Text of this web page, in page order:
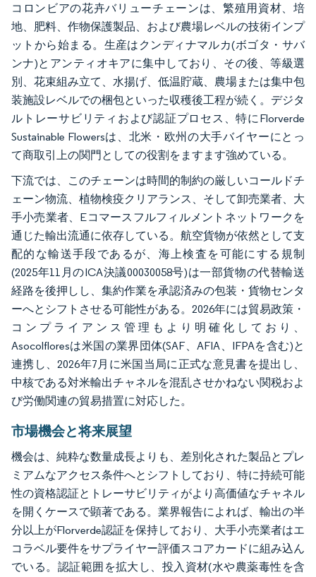
コロンビアの花卉バリューチェーンは、繁殖用資材、培
地、肥料、作物保護製品、および農場レベルの技術インプ
ットから始まる。生産はクンディナマルカ(ボゴタ・サバ
ンナ)とアンティオキアに集中しており、その後、等級選
別、花束組み立て、水揚げ、低温貯蔵、農場または集中包
装施設レベルでの梱包といった収穫後工程が続く。デジタ
ルトレーサビリティおよび認証プロセス、特にFlorverde
Sustainable Flowersは、北米・欧州の大手バイヤーにとっ
て商取引上の関門としての役割をますます強めている。
下流では、このチェーンは時間的制約の厳しいコールドチ
ェーン物流、植物検疫クリアランス、そして卸売業者、大
手小売業者、Eコマースフルフィルメントネットワークを
通じた輸出流通に依存している。航空貨物が依然として支
配的な輸送手段であるが、海上検査を可能にする規制
(2025年11月のICA決議00030058号)は一部貨物の代替輸送
経路を後押しし、集約作業を承認済みの包装・貨物センタ
ーへとシフトさせる可能性がある。2026年には貿易政策・
コンプライアンス管理もより明確化しており、
Asocolfloresは米国の業界団体(SAF、AFIA、IFPAを含む)と
連携し、2026年7月に米国当局に正式な意見書を提出し、
中核である対米輸出チャネルを混乱させかねない関税およ
び労働関連の貿易措置に対応した。
市場機会と将来展望
機会は、純粋な数量成長よりも、差別化された製品とプレ
ミアムなアクセス条件へとシフトしており、特に持続可能
性の資格認証とトレーサビリティがより高価値なチャネル
を開くケースで顕著である。業界報告によれば、輸出の半
分以上がFlorverde認証を保持しており、大手小売業者はエ
コラベル要件をサプライヤー評価スコアカードに組み込ん
でいる。認証範囲を拡大し、投入資材(水や農薬毒性を含